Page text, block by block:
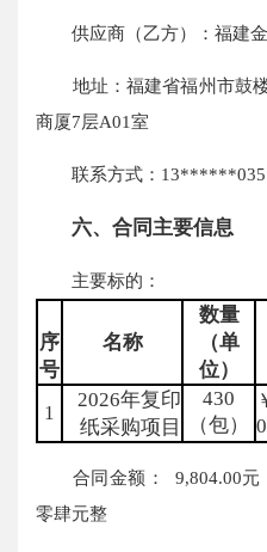
供应商（乙方）：福建金
地址：福建省福州市鼓楼
商厦7层A01室
联系方式：13******035
六、合同主要信息
主要标的：
序
号
名称
数量
（单
位）
1
2026年复印
纸采购项目
430
（包）
合同金额： 9,804.00元
零肆元整